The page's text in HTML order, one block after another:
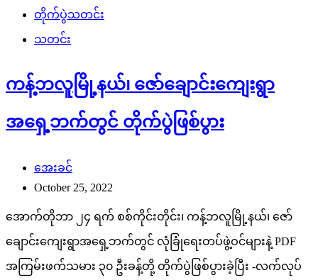
တိုက်ပွဲသတင်း
သတင်း
ကန့်ဘလူမြို့နယ်၊ ဇော်ချောင်းကျေးရွာ
အရှေ့ဘက်တွင် တိုက်ပွဲဖြစ်ပွား
အေးခင်
October 25, 2022
အောက်တိုဘာ ၂၄ ရက် စစ်ကိုင်းတိုင်း၊ ကန့်ဘလူမြို့နယ်၊ ဇော်
ချောင်းကျေးရွာအရှေ့ဘက်တွင် လုံခြုံရေးတပ်ဖွဲ့ဝင်များနဲ့ PDF
အကြမ်းဖက်သမား ၃၀ ဦးခန့်တို့ တိုက်ပွဲဖြစ်ပွားခဲ့ပြီး -လက်လုပ်